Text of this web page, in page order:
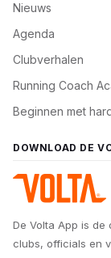
Nieuws
Agenda
Clubverhalen
Running Coach
Beginnen met
DOWNLOAD DE
De Volta App is
clubs, officials en